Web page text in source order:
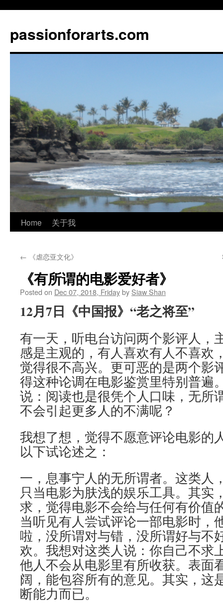
content
passionforarts.com
Home 关于我
← 《虐恋亚文化》
《有所谓的电影爱好者》
Posted on Dec 07, 2018, Fridayby Siaw Shan
12月7日《中国报》“老之将至”
有一天，听电台访问两个影评人，
感是主观的，有人喜欢有人不喜欢
觉得很不高兴。更可恶的是两个影
得这种论调在电影鉴赏里特别普遍
说：阅读也是很凭个人口味，无所
不会引起更多人的不满呢？
我想了想，觉得不愿意评论电影的
以下试论述之：
一，息事宁人的无所谓者。这类人
只当电影为肤浅的娱乐工具。其实
求，觉得电影不会给与任何有价值
当听见有人尝试评论一部电影时，
啦，没所谓对与错，没所谓好与不
欢。我想对这类人说：你自己不求
他人不会从电影里有所收获。表面
阔，能包容所有的意见。其实，这
断能力而已。